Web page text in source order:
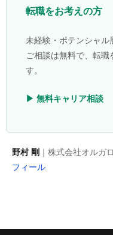
転職をお考えの方
未経験・ポテンシャル
ご相談は無料で、転職
す。
▶ 無料キャリア相談
野村 剛 ｜株式会社オル
フィール